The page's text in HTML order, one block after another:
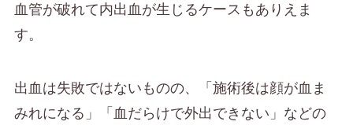
血管が破れて内出血が生じるケースもありえま
す。
出血は失敗ではないものの、「施術後は顔が血ま
みれになる」「血だらけで外出できない」などの